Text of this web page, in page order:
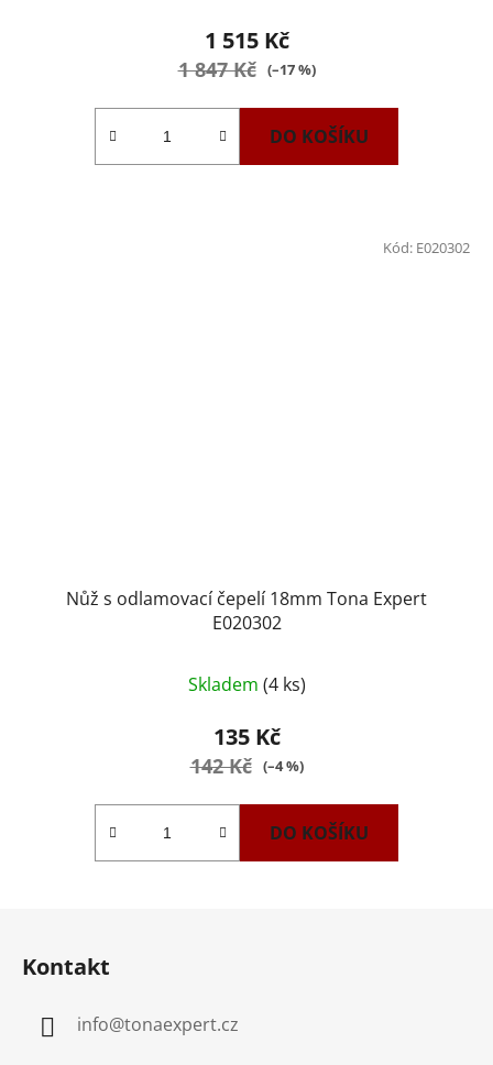
1 515 Kč
1 847 Kč (–17 %)
DO KOŠÍKU
Nůž s odlamovací čepelí 18mm Tona Expert
E020302
Skladem (4 ks)
135 Kč
142 Kč (–4 %)
DO KOŠÍKU
Kód: E020302
Kontakt
info@tonaexpert.cz